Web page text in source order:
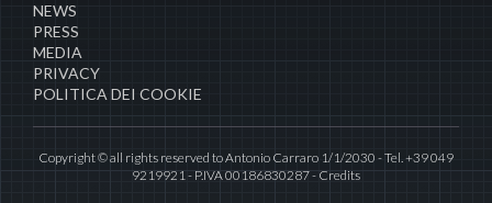
NEWS
PRESS
MEDIA
PRIVACY
POLITICA DEI COOKIE
Copyright © all rights reserved to Antonio Carraro 1/1/2030 - Tel. +39 049
9219921 - P.IVA 00186830287 -Credits